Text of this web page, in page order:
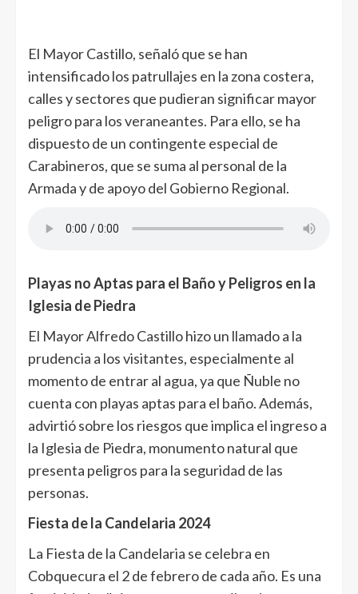
El Mayor Castillo, señaló que se han
intensificado los patrullajes en la zona costera,
calles y sectores que pudieran significar mayor
peligro para los veraneantes. Para ello, se ha
dispuesto de un contingente especial de
Carabineros, que se suma al personal de la
Armada y de apoyo del Gobierno Regional.
Playas no Aptas para el Baño y Peligros en la
Iglesia de Piedra
El Mayor Alfredo Castillo hizo un llamado a la
prudencia a los visitantes, especialmente al
momento de entrar al agua, ya que Ñuble no
cuenta con playas aptas para el baño. Además,
advirtió sobre los riesgos que implica el ingreso a
la Iglesia de Piedra, monumento natural que
presenta peligros para la seguridad de las
personas.
Fiesta de la Candelaria 2024
La Fiesta de la Candelaria se celebra en
Cobquecura el 2 de febrero de cada año. Es una